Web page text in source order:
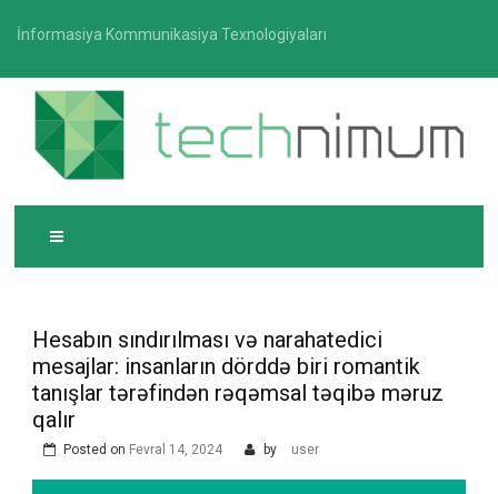
İnformasiya Kommunikasiya Texnologiyaları
TECHNIMUM
İnformasiya-kommunikasiya texnologiyaları üzrə
media platforması
Hesabın sındırılması və narahatedici
mesajlar: insanların dörddə biri romantik
tanışlar tərəfindən rəqəmsal təqibə məruz
qalır
Posted on Fevral 14, 2024 by user